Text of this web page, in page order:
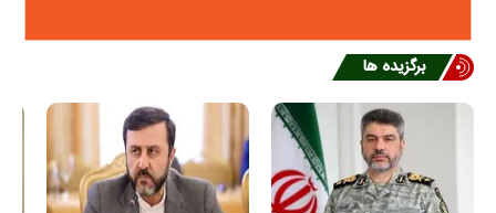
برگزیده ها